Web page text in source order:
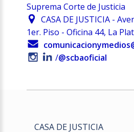
Suprema Corte de Justicia
CASA DE JUSTICIA -
1er. Piso - Oficina 44, La
/@scbaoficial
CASA DE JUSTICIA